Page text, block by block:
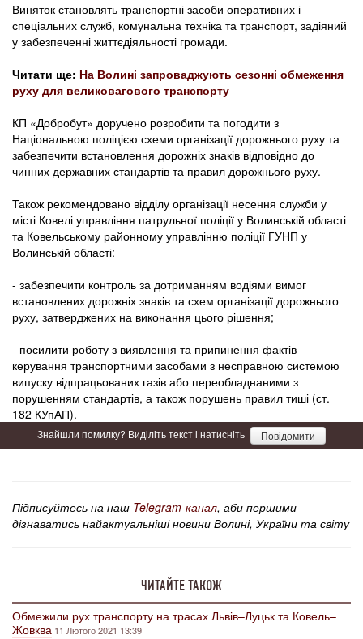
Виняток становлять транспортні засоби оперативних і
спеціальних служб, комунальна техніка та транспорт, задіяний
у забезпеченні життєдіяльності громади.
Читати ще: На Волині запроваджують сезонні обмеження
руху для великовагового транспорту
КП «Добробут» доручено розробити та погодити з
Національною поліцією схеми організації дорожнього руху та
забезпечити встановлення дорожніх знаків відповідно до
чинних державних стандартів та правил дорожнього руху.
Також рекомендовано відділу організації несення служби у
місті Ковелі управління патрульної поліції у Волинській області
та Ковельському районному управлінню поліції ГУНП у
Волинській області:
- забезпечити контроль за дотриманням водіями вимог
встановлених дорожніх знаків та схем організації дорожнього
руху, затверджених на виконання цього рішення;
- посилити роботу з виявлення та припинення фактів
керування транспортними засобами з несправною системою
випуску відпрацьованих газів або переобладнаними з
порушенням стандартів, а також порушень правил тиші (ст.
182 КУпАП).
Знайшли помилку? Виділіть текст і натисніть Повідомити
Підписуйтесь на наш Telegram-канал, аби першими
дізнаватись найактуальніші новини Волині, України та світу
ЧИТАЙТЕ ТАКОЖ
Обмежили рух транспорту на трасах Львів–Луцьк та Ковель–
Жовква 11 Лютого 2021 13:39